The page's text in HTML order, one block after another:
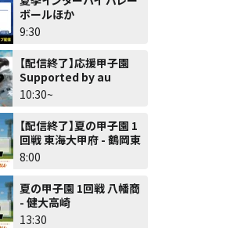
ボールほか
9:30
【配信終了】応援甲子園
Supported by au
10:30~
【配信終了】夏の甲子園 1
回戦 東海大甲府 - 鶴岡東
8:00
夏の甲子園 1回戦 八幡商
- 健大高崎
13:30